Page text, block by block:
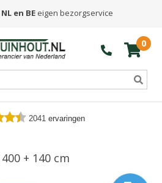
en BE eigen bezorgservice
0
2041 ervaringen
+ 140 cm